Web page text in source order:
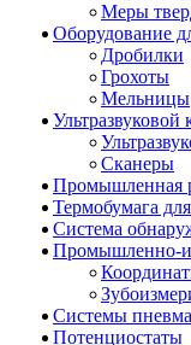
Меры
Оборудование
Дробилки
Грохоты
Мельницы
Ультразвуковой
Сканеры
Промышленная
Термобумага
Система
Промышленно-
Системы
Потенциостаты